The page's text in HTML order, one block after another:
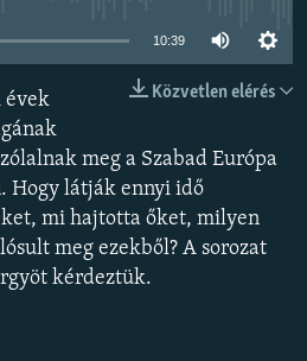
10:39
Közvetlen elérés
évek
meg a Szabad Európa
Hogy látják ennyi idő
mi hajtotta őket, milyen
meg ezekből? A sorozat
kérdeztük.